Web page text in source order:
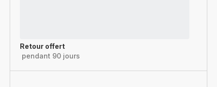
Retour offert
pendant 90 jours